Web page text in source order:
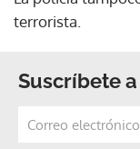
terrorista.
Suscríbete